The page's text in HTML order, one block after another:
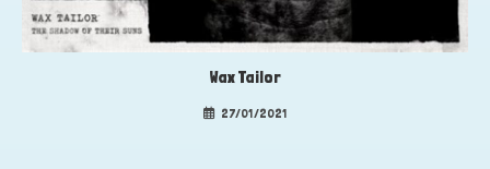
Wax Tailor
27/01/2021